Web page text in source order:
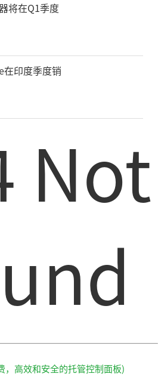
将在Q1季度
印度季度销
Not
，高效和安全的托管控制面板)